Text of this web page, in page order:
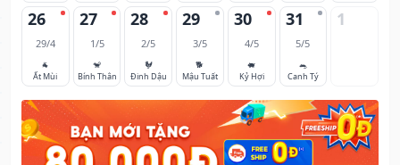
26
29/4
🐐
Ất Mùi
27
1/5
🐒
Bính Thân
28
2/5
🐓
Đinh Dậu
29
3/5
🐕
Mậu Tuất
30
4/5
🐖
Kỷ Hợi
31
5/5
🐀
Canh Tý
1